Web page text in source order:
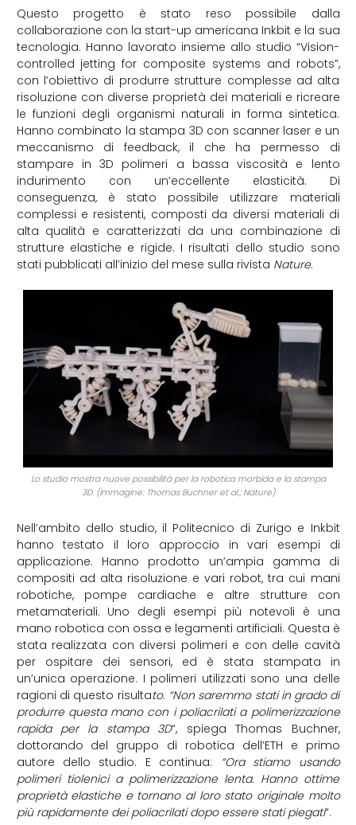
Questo progetto è stato reso possibile dalla
collaborazione con la start-up americana Inkbit e la sua
tecnologia. Hanno lavorato insieme allo studio “Vision-
controlled jetting for composite systems and robots”,
con l’obiettivo di produrre strutture complesse ad alta
risoluzione con diverse proprietà dei materiali e ricreare
le funzioni degli organismi naturali in forma sintetica.
Hanno combinato la stampa 3D con scanner laser e un
meccanismo di feedback, il che ha permesso di
stampare in 3D polimeri a bassa viscosità e lento
indurimento con un’eccellente elasticità. Di
conseguenza, è stato possibile utilizzare materiali
complessi e resistenti, composti da diversi materiali di
alta qualità e caratterizzati da una combinazione di
strutture elastiche e rigide. I risultati dello studio sono
stati pubblicati all’inizio del mese sulla rivista Nature.
Lo studio mostra nuove possibilità per la robotica morbida e la stampa
3D. (Immagine: Thomas Buchner et al.; Nature)
Nell’ambito dello studio, il Politecnico di Zurigo e Inkbit
hanno testato il loro approccio in vari esempi di
applicazione. Hanno prodotto un’ampia gamma di
compositi ad alta risoluzione e vari robot, tra cui mani
robotiche, pompe cardiache e altre strutture con
metamateriali. Uno degli esempi più notevoli è una
mano robotica con ossa e legamenti artificiali. Questa è
stata realizzata con diversi polimeri e con delle cavità
per ospitare dei sensori, ed è stata stampata in
un’unica operazione. I polimeri utilizzati sono una delle
ragioni di questo risultato. “Non saremmo stati in grado di
produrre questa mano con i poliacrilati a polimerizzazione
rapida per la stampa 3D“, spiega Thomas Buchner,
dottorando del gruppo di robotica dell’ETH e primo
autore dello studio. E continua:
“Ora stiamo usando
polimeri tiolenici a polimerizzazione lenta. Hanno ottime
proprietà elastiche e tornano al loro stato originale molto
più rapidamente dei poliacrilati dopo essere stati piegati“.